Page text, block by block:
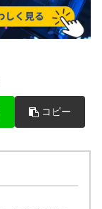
コピー